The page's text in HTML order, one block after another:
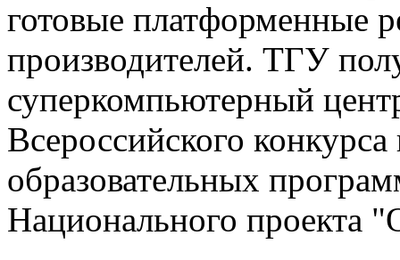
готовые платформенные
производителей. ТГУ
суперкомпьютерный
Всероссийского
образовательных
Национального проекта